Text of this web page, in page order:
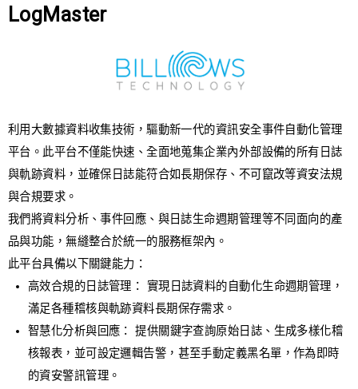
資訊運用
端點資產盤點
LogMaster
雲+地服務
Asana
InTimeSec
IT 委外/建置
【部落格】
【更新資訊】
LogMaster
利用大數據資料收集技術，驅動新一代的資訊安全事件自動化管理
平台。此平台不僅能快速、全面地蒐集企業內外部設備的所有日誌
與軌跡資料，並確保日誌能符合如長期保存、不可竄改等資安法規
與合規要求。
我們將資料分析、事件回應、與日誌生命週期管理等不同面向的產
品與功能，無縫整合於統一的服務框架內。
此平台具備以下關鍵能力：
高效合規的日誌管理： 實現日誌資料的自動化生命週期管理，
滿足各種稽核與軌跡資料長期保存需求。
智慧化分析與回應： 提供關鍵字查詢原始日誌、生成多樣化稽
核報表，並可設定邏輯告警，甚至手動定義黑名單，作為即時
的資安警訊管理。